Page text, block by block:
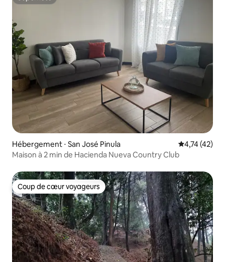
Hébergement ⋅ San José Pinula Évaluation
4,74 (42)
Maison à 2 min de Hacienda Nueva Country Club
Coup de cœur voyageurs
Coup de cœur voyageurs